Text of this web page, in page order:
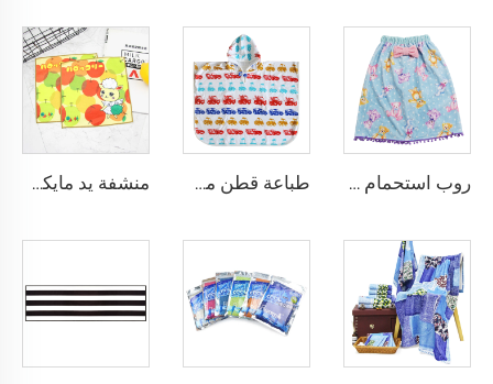
روب استحمام قطني مع طبعات رقمية وزينة من الخيوط المعلقة طباعة قطن مخصصة للأطفال منشفة يد مايكروفيبر مطبوعة برسوم متحركة